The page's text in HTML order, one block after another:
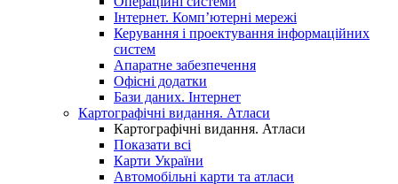
Інтернет. Комп’ютерні мережі
Керування і проектування інформаційних
систем
Апаратне забезпечення
Офісні додатки
Бази даних. Інтернет
Картографічні видання. Атласи
Картографічні видання. Атласи
Показати всі
Карти України
Автомобільні карти та атласи